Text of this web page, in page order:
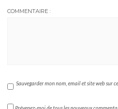
COMMENTAIRE :
Sauvegarder mon nom, email et site web sur
Prévenez-moi de tous les nouveaux